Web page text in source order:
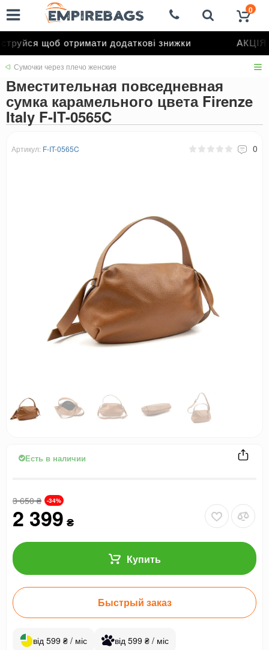
щоб отримати додаткові знижки АКЦІЯ
0
Сумочки через плечо женские
Вместительная повседневная
сумка карамельного цвета Firenze
Italy F-IT-0565C
Артикул: F-IT-0565C 0
Есть в наличии
3 650₴ -34%
2 399 ₴
Купить
Быстрый заказ
від 599 ₴ / міс від 599 ₴ / міс